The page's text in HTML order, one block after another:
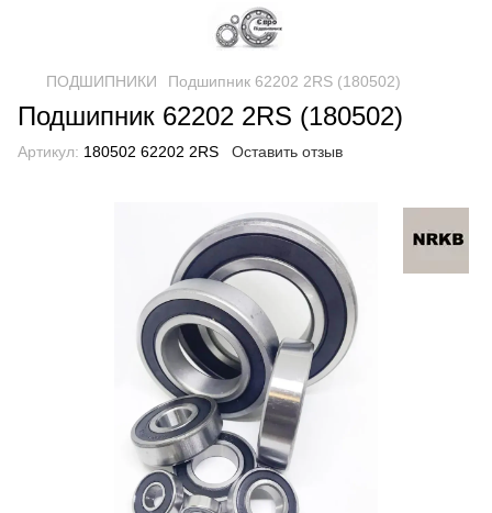
ПОДШИПНИКИ Подшипник 62202 2RS (180502)
Подшипник 62202 2RS (180502)
Артикул: 180502 62202 2RS Оставить отзыв